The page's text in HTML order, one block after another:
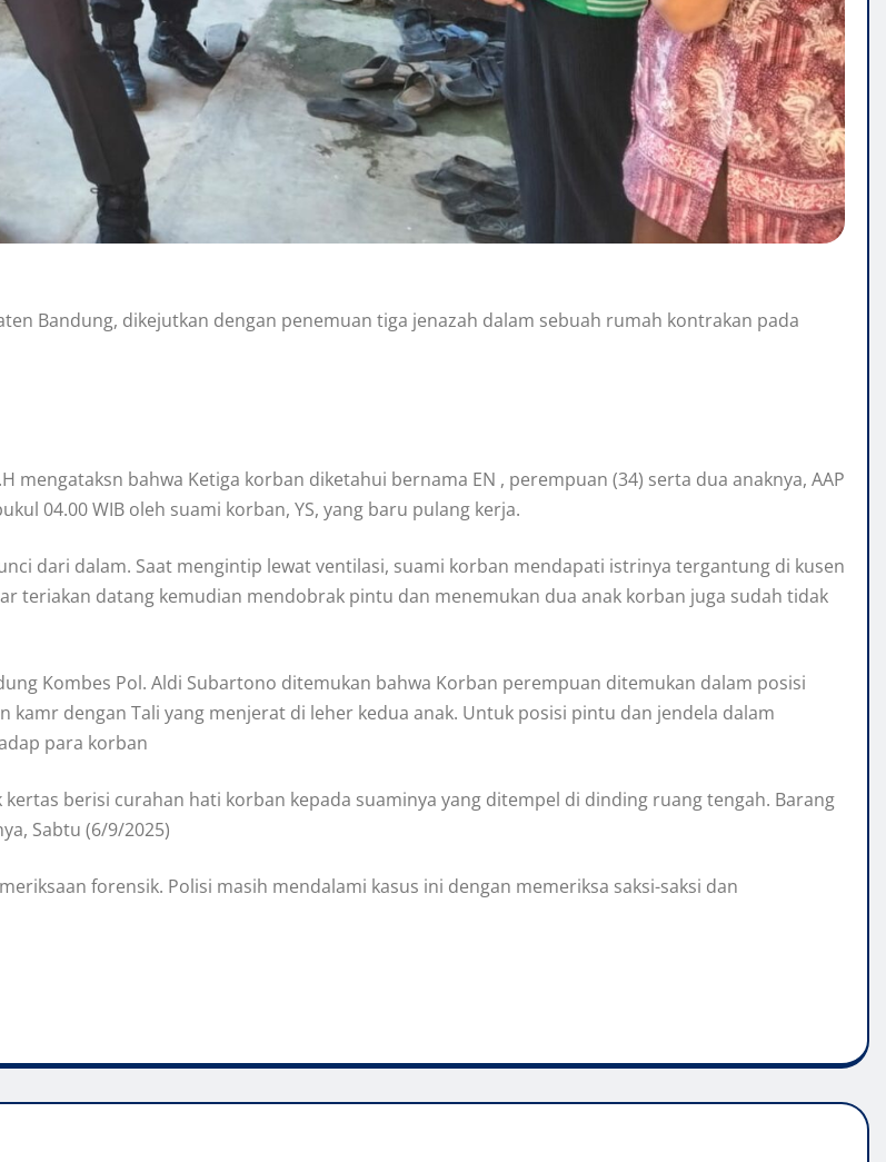
Bandung, dikejutkan dengan penemuan tiga jenazah dalam sebuah rumah kontrakan pada
mengataksn bahwa Ketiga korban diketahui bernama EN , perempuan (34) serta dua anaknya, AAP
04.00 WIB oleh suami korban, YS, yang baru pulang kerja.
dari dalam. Saat mengintip lewat ventilasi, suami korban mendapati istrinya tergantung di kusen
teriakan datang kemudian mendobrak pintu dan menemukan dua anak korban juga sudah tidak
Kombes Pol. Aldi Subartono ditemukan bahwa Korban perempuan ditemukan dalam posisi
dengan Tali yang menjerat di leher kedua anak. Untuk posisi pintu dan jendela dalam
para korban
berisi curahan hati korban kepada suaminya yang ditempel di dinding ruang tengah. Barang
Sabtu (6/9/2025)
forensik. Polisi masih mendalami kasus ini dengan memeriksa saksi-saksi dan